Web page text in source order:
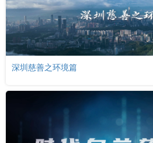
深圳慈善之环境篇